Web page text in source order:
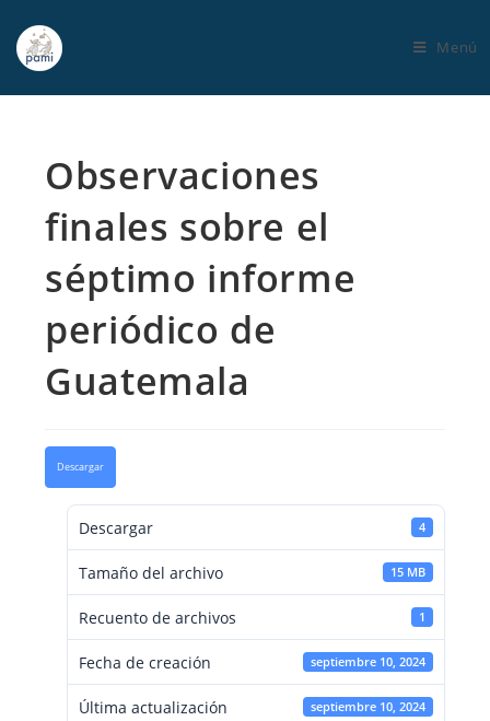
Menú
Observaciones
finales sobre el
séptimo informe
periódico de
Guatemala
Descargar
Descargar 4
Tamaño del archivo 15 MB
Recuento de archivos 1
Fecha de creación septiembre 10, 2024
Última actualización septiembre 10, 2024